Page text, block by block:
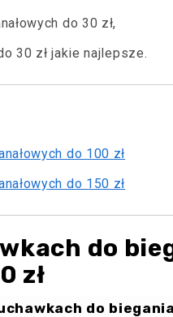
do 30 zł,
30 zł jakie najlepsze.
do 100 zł
do 150 zł
do
zł
do